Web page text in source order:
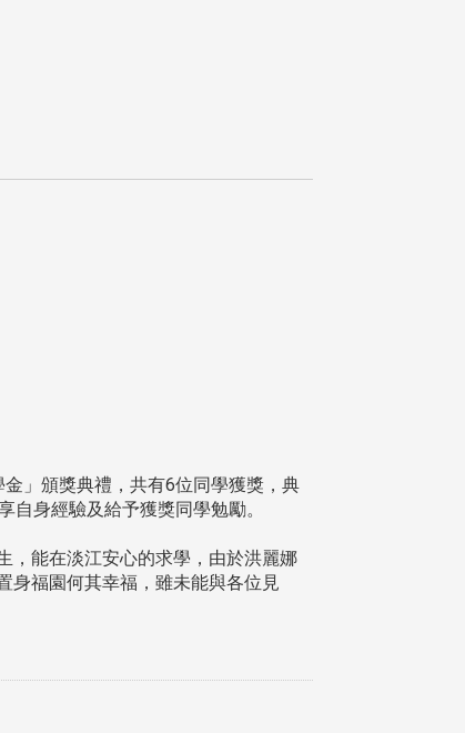
」頒獎典禮，共有6位同學獲獎，典
身經驗及給予獲獎同學勉勵。
能在淡江安心的求學，由於洪麗娜
身福園何其幸福，雖未能與各位見